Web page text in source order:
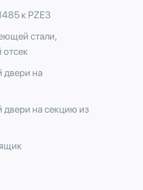
к PZE3
стали,
отсек
двери на
на секцию из